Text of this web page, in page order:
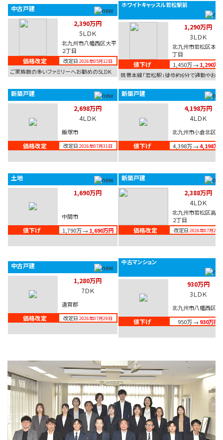
中古戸建
2,390万円
5ＬＤＫ
北九州市八幡西区大平
２丁目
価格改定 改定日 2026年05月12日
ご家族数の多いファミリーへお勧めの5LDK
の2013年築の戸建です…
ホワイトキャッスル若松駅前
1,290万円
3ＬＤＫ
北九州市若松区本町
丁目
値下げ 1,450万→ 1,290万
筑豊本線「若松駅」徒歩約6分で通勤やお子
様の通学に便利な立地です♪…
新築戸建
2,698万円
4ＬＤＫ
飯塚市
価格改定 改定日 2026年07月31日
新築戸建
4,198万円
4ＬＤＫ
北九州市小倉北区
値下げ 4,398万→4,198万
土地
1,690万円
中間市
値下げ 1,790万→ 1,690万円
新築戸建
2,388万円
4ＬＤＫ
北九州市若松区高須
２丁目
価格改定 改定日 2026年07月29日
中古戸建
1,280万円
7ＤＫ
遠賀郡
価格改定 改定日 2026年07月29日
中古マンション
930万円
3ＬＤＫ
北九州市八幡西区
値下げ 950万→ 930万円